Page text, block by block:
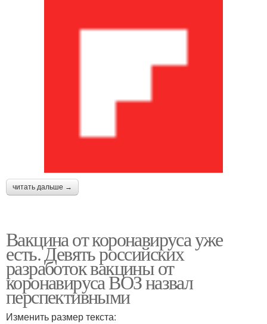
читать дальше →
Вакцина от коронавируса уже
есть. Девять российских
разработок вакцины от
коронавируса ВОЗ назвал
перспективными
Изменить размер текста: